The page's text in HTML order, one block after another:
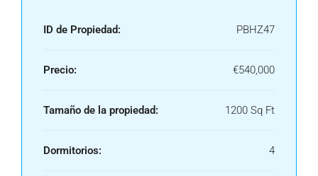
ID de Propiedad: PBHZ47
Precio: €540,000
Tamaño de la propiedad: 1200 Sq Ft
Dormitorios: 4